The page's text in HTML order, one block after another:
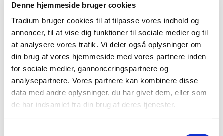
Denne hjemmeside bruger cookies
Tradium bruger cookies til at tilpasse vores indhold og
annoncer, til at vise dig funktioner til sociale medier og til
at analysere vores trafik. Vi deler også oplysninger om
din brug af vores hjemmeside med vores partnere inden
for sociale medier, gannonceringspartnere og
analysepartnere. Vores partnere kan kombinere disse
data med andre oplysninger, du har givet dem, eller som
de har indsamlet fra din brug af deres tjenester.
lidt rundt, så der også kan blive plads til dig
Forudsætninger
Du skal have et gyldigt ADR bevis under hele kurset. Dette
bevis bedes du medbringe som dokumentation. Husk også
MitID til den afsluttende prøve.
Fag til kurset
ADR Repetition - Grundkursus + Tank
Dato
21-09-2026 - 22-09-2026
Fagkode
47714